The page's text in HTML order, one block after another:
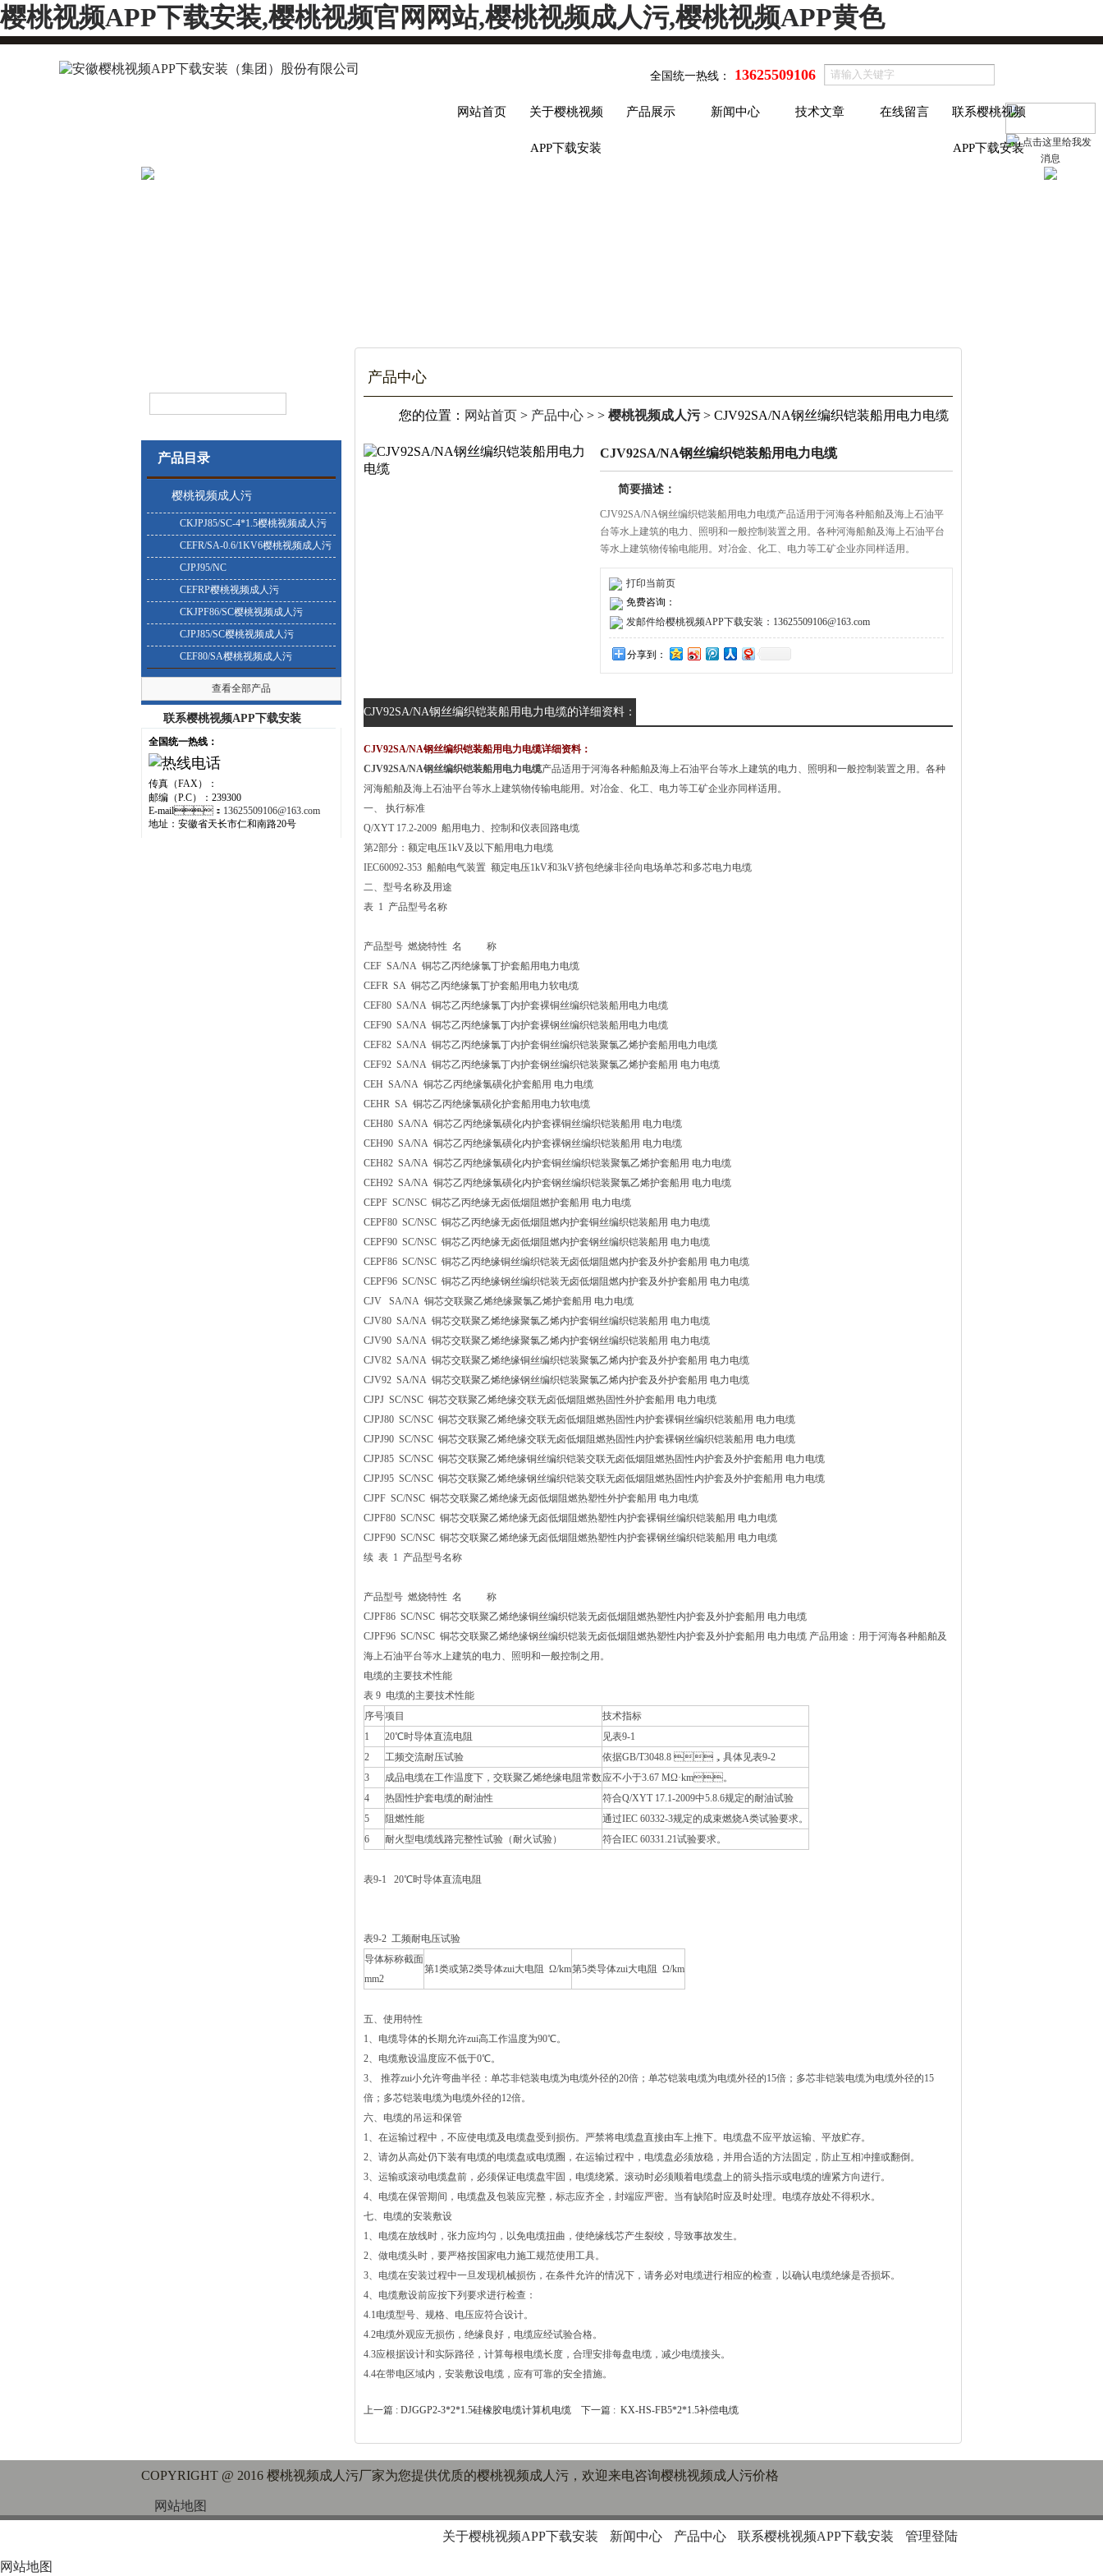
樱桃视频APP下载安装,樱桃视频官网网站,樱桃视频成人污,樱桃视频APP黄色
全国统一热线： 13625509106
网站首页 关于樱桃视频
APP下载安装
产品展示 新闻中心 技术文章 在线留言 联系樱桃视频
APP下载安装
产品目录
樱桃视频成人污
CKJPJ85/SC-4*1.5樱桃视频成人污
CEFR/SA-0.6/1KV6樱桃视频成人污
CJPJ95/NC
CEFRP樱桃视频成人污
CKJPF86/SC樱桃视频成人污
CJPJ85/SC樱桃视频成人污
CEF80/SA樱桃视频成人污
查看全部产品
联系樱桃视频APP下载安装
全国统一热线：
传真（FAX）：
邮编（P.C）：239300
E-mail： 13625509106@163.com
地址：安徽省天长市仁和南路20号
产品中心
您的位置： 网站首页 > 产品中心 > > 樱桃视频成人污> CJV92SA/NA钢丝编织铠装船用电力电缆
CJV92SA/NA钢丝编织铠装船用电力电缆
简要描述：
CJV92SA/NA钢丝编织铠装船用电力电缆产品适用于河海各种船舶及海上石油平
台等水上建筑的电力、照明和一般控制装置之用。各种河海船舶及海上石油平台
等水上建筑物传输电能用。对冶金、化工、电力等工矿企业亦同样适用。
打印当前页
免费咨询：
发邮件给樱桃视频APP下载安装：13625509106@163.com
分享到：
CJV92SA/NA钢丝编织铠装船用电力电缆的详细资料：
CJV92SA/NA钢丝编织铠装船用电力电缆详细资料：
CJV92SA/NA钢丝编织铠装船用电力电缆产品适用于河海各种船舶及海上石油平台等水上建筑的电力、照明和一般控制装置之用。各种
河海船舶及海上石油平台等水上建筑物传输电能用。对冶金、化工、电力等工矿企业亦同样适用。
一、 执行标准
Q/XYT 17.2-2009 船用电力、控制和仪表回路电缆
第2部分：额定电压1kV及以下船用电力电缆
IEC60092-353 船舶电气装置 额定电压1kV和3kV挤包绝缘非径向电场单芯和多芯电力电缆
二、 型号名称及用途
表 1 产品型号名称
产品型号 燃烧特性 名 称
CEF SA/NA 铜芯乙丙绝缘氯丁护套船用电力电缆
CEFR SA 铜芯乙丙绝缘氯丁护套船用电力软电缆
CEF80 SA/NA 铜芯乙丙绝缘氯丁内护套裸铜丝编织铠装船用电力电缆
CEF90 SA/NA 铜芯乙丙绝缘氯丁内护套裸钢丝编织铠装船用电力电缆
CEF82 SA/NA 铜芯乙丙绝缘氯丁内护套铜丝编织铠装聚氯乙烯护套船用电力电缆
CEF92 SA/NA 铜芯乙丙绝缘氯丁内护套钢丝编织铠装聚氯乙烯护套船用 电力电缆
CEH SA/NA 铜芯乙丙绝缘氯磺化护套船用 电力电缆
CEHR SA 铜芯乙丙绝缘氯磺化护套船用电力软电缆
CEH80 SA/NA 铜芯乙丙绝缘氯磺化内护套裸铜丝编织铠装船用 电力电缆
CEH90 SA/NA 铜芯乙丙绝缘氯磺化内护套裸钢丝编织铠装船用 电力电缆
CEH82 SA/NA 铜芯乙丙绝缘氯磺化内护套铜丝编织铠装聚氯乙烯护套船用 电力电缆
CEH92 SA/NA 铜芯乙丙绝缘氯磺化内护套钢丝编织铠装聚氯乙烯护套船用 电力电缆
CEPF SC/NSC 铜芯乙丙绝缘无卤低烟阻燃护套船用 电力电缆
CEPF80 SC/NSC 铜芯乙丙绝缘无卤低烟阻燃内护套铜丝编织铠装船用 电力电缆
CEPF90 SC/NSC 铜芯乙丙绝缘无卤低烟阻燃内护套钢丝编织铠装船用 电力电缆
CEPF86 SC/NSC 铜芯乙丙绝缘铜丝编织铠装无卤低烟阻燃内护套及外护套船用 电力电缆
CEPF96 SC/NSC 铜芯乙丙绝缘钢丝编织铠装无卤低烟阻燃内护套及外护套船用 电力电缆
CJV SA/NA 铜芯交联聚乙烯绝缘聚氯乙烯护套船用 电力电缆
CJV80 SA/NA 铜芯交联聚乙烯绝缘聚氯乙烯内护套铜丝编织铠装船用 电力电缆
CJV90 SA/NA 铜芯交联聚乙烯绝缘聚氯乙烯内护套钢丝编织铠装船用 电力电缆
CJV82 SA/NA 铜芯交联聚乙烯绝缘铜丝编织铠装聚氯乙烯内护套及外护套船用 电力电缆
CJV92 SA/NA 铜芯交联聚乙烯绝缘钢丝编织铠装聚氯乙烯内护套及外护套船用 电力电缆
CJPJ SC/NSC 铜芯交联聚乙烯绝缘交联无卤低烟阻燃热固性外护套船用 电力电缆
CJPJ80 SC/NSC 铜芯交联聚乙烯绝缘交联无卤低烟阻燃热固性内护套裸铜丝编织铠装船用 电力电缆
CJPJ90 SC/NSC 铜芯交联聚乙烯绝缘交联无卤低烟阻燃热固性内护套裸钢丝编织铠装船用 电力电缆
CJPJ85 SC/NSC 铜芯交联聚乙烯绝缘铜丝编织铠装交联无卤低烟阻燃热固性内护套及外护套船用 电力电缆
CJPJ95 SC/NSC 铜芯交联聚乙烯绝缘钢丝编织铠装交联无卤低烟阻燃热固性内护套及外护套船用 电力电缆
CJPF SC/NSC 铜芯交联聚乙烯绝缘无卤低烟阻燃热塑性外护套船用 电力电缆
CJPF80 SC/NSC 铜芯交联聚乙烯绝缘无卤低烟阻燃热塑性内护套裸铜丝编织铠装船用 电力电缆
CJPF90 SC/NSC 铜芯交联聚乙烯绝缘无卤低烟阻燃热塑性内护套裸钢丝编织铠装船用 电力电缆
续 表 1 产品型号名称
产品型号 燃烧特性 名 称
CJPF86 SC/NSC 铜芯交联聚乙烯绝缘铜丝编织铠装无卤低烟阻燃热塑性内护套及外护套船用 电力电缆
CJPF96 SC/NSC 铜芯交联聚乙烯绝缘钢丝编织铠装无卤低烟阻燃热塑性内护套及外护套船用 电力电缆 产品用途：用于河海各种船舶及
海上石油平台等水上建筑的电力、照明和一般控制之用。
电缆的主要技术性能
表 9 电缆的主要技术性能
序号项目
技术指标
1
20℃时导体直流电阻
见表9-1
2
工频交流耐压试验
依据GB/T3048.8 ，具体见表9-2
3
成品电缆在工作温度下，交联聚乙烯绝缘电阻常数应不小于3.67 MΩ·km。
4
热固性护套电缆的耐油性
符合Q/XYT 17.1-2009中5.8.6规定的耐油试验
5
阻燃性能
通过IEC 60332-3规定的成束燃烧A类试验要求。
6
耐火型电缆线路完整性试验（耐火试验） 符合IEC 60331.21试验要求。
表9-1 20℃时导体直流电阻
表9-2 工频耐电压试验
导体标称截面
mm2
第1类或第2类导体zui大电阻 Ω/km第5类导体zui大电阻 Ω/km
五、使用特性
1、电缆导体的长期允许zui高工作温度为90℃。
2、电缆敷设温度应不低于0℃。
3、 推荐zui小允许弯曲半径：单芯非铠装电缆为电缆外径的20倍；单芯铠装电缆为电缆外径的15倍；多芯非铠装电缆为电缆外径的15
倍；多芯铠装电缆为电缆外径的12倍。
六、电缆的吊运和保管
1、在运输过程中，不应使电缆及电缆盘受到损伤。严禁将电缆盘直接由车上推下。电缆盘不应平放运输、平放贮存。
2、请勿从高处仍下装有电缆的电缆盘或电缆圈，在运输过程中，电缆盘必须放稳，并用合适的方法固定，防止互相冲撞或翻倒。
3、运输或滚动电缆盘前，必须保证电缆盘牢固，电缆绕紧。滚动时必须顺着电缆盘上的箭头指示或电缆的缠紧方向进行。
4、电缆在保管期间，电缆盘及包装应完整，标志应齐全，封端应严密。当有缺陷时应及时处理。电缆存放处不得积水。
七、电缆的安装敷设
1、电缆在放线时，张力应均匀，以免电缆扭曲，使绝缘线芯产生裂绞，导致事故发生。
2、做电缆头时，要严格按国家电力施工规范使用工具。
3、电缆在安装过程中一旦发现机械损伤，在条件允许的情况下，请务必对电缆进行相应的检查，以确认电缆绝缘是否损坏。
4、电缆敷设前应按下列要求进行检查：
4.1电缆型号、规格、电压应符合设计。
4.2电缆外观应无损伤，绝缘良好，电缆应经试验合格。
4.3应根据设计和实际路径，计算每根电缆长度，合理安排每盘电缆，减少电缆接头。
4.4在带电区域内，安装敷设电缆，应有可靠的安全措施。
上一篇 : DJGGP2-3*2*1.5硅橡胶电缆计算机电缆 下一篇 : KX-HS-FB5*2*1.5补偿电缆
COPYRIGHT @ 2016 樱桃视频成人污厂家为您提供优质的樱桃视频成人污，欢迎来电咨询樱桃视频成人污价格
网站地图
关于樱桃视频APP下载安装 新闻中心 产品中心 联系樱桃视频APP下载安装 管理登陆
网站地图